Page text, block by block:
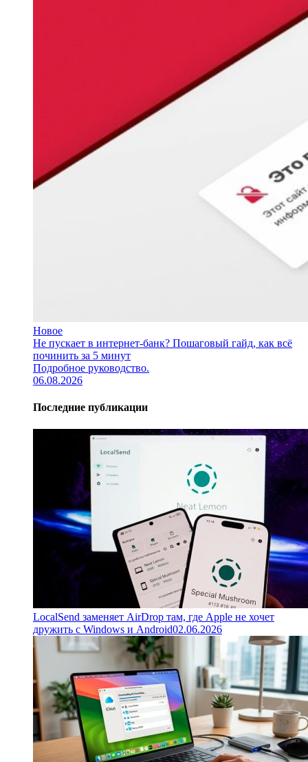
Новое
Не пускает в интернет-банк? Пошаговый гайд, как всё
починить за 5 минут
Подробное руководство.
06.08.2026
Последние публикации
LocalSend заменяет AirDrop там, где Apple не хочет
дружить с Windows и Android02.06.2026